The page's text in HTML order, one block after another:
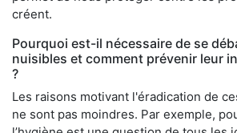
créent.
Pourquoi est-il nécessaire de se
nuisibles et comment prévenir leur
?
Les raisons motivant l'éradication de
ne sont pas moindres. Par exemple,